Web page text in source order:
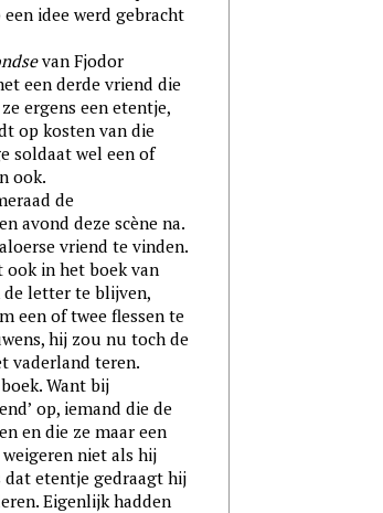
idee werd gebracht
van Fjodor
een derde vriend die
ergens een etentje,
op kosten van die
soldaat wel een of
ook.
de
avond deze scène na.
vriend te vinden.
in het boek van
de letter te blijven,
een of twee flessen te
hij zou nu toch de
vaderland teren.
Want bij
op, iemand die de
en die ze maar een
niet als hij
etentje gedraagt hij
Eigenlijk hadden